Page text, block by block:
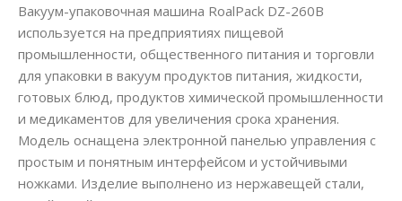
Вакуум-упаковочная машина RoalPack DZ-260В
используется на предприятиях пищевой
промышленности, общественного питания и торговли
для упаковки в вакуум продуктов питания, жидкости,
готовых блюд, продуктов химической промышленности
и медикаментов для увеличения срока хранения.
Модель оснащена электронной панелью управления с
простым и понятным интерфейсом и устойчивыми
ножками. Изделие выполнено из нержавещей стали,